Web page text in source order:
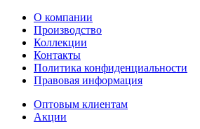
О компании
Производство
Коллекции
Контакты
Политика конфиденциальности
Правовая информация
Оптовым клиентам
Акции